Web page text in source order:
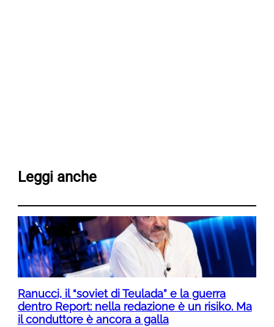
Leggi anche
Ranucci, il “soviet di Teulada” e la guerra
dentro Report: nella redazione è un risiko. Ma
il conduttore è ancora a galla